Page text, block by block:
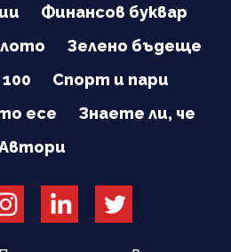
Финансов буквар
Зелено бъдеще
100
Спорт и пари
есе
Знаете ли, че